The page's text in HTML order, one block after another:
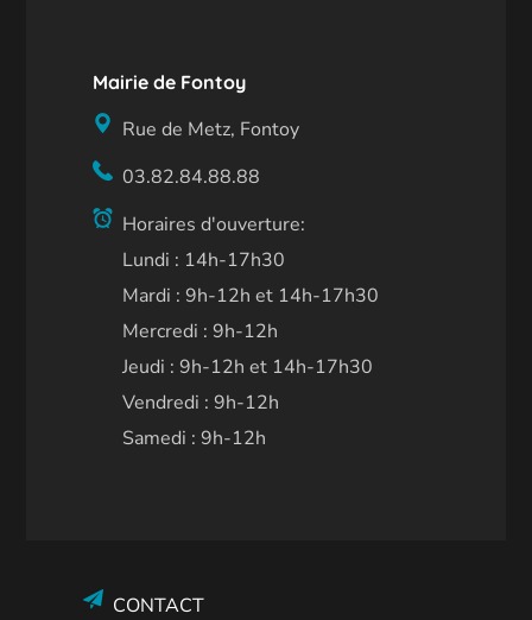
Mairie de Fontoy
Rue de Metz, Fontoy
03.82.84.88.88
Horaires d'ouverture:
Lundi : 14h-17h30
Mardi : 9h-12h et 14h-17h30
Mercredi : 9h-12h
Jeudi : 9h-12h et 14h-17h30
Vendredi : 9h-12h
Samedi : 9h-12h
CONTACT